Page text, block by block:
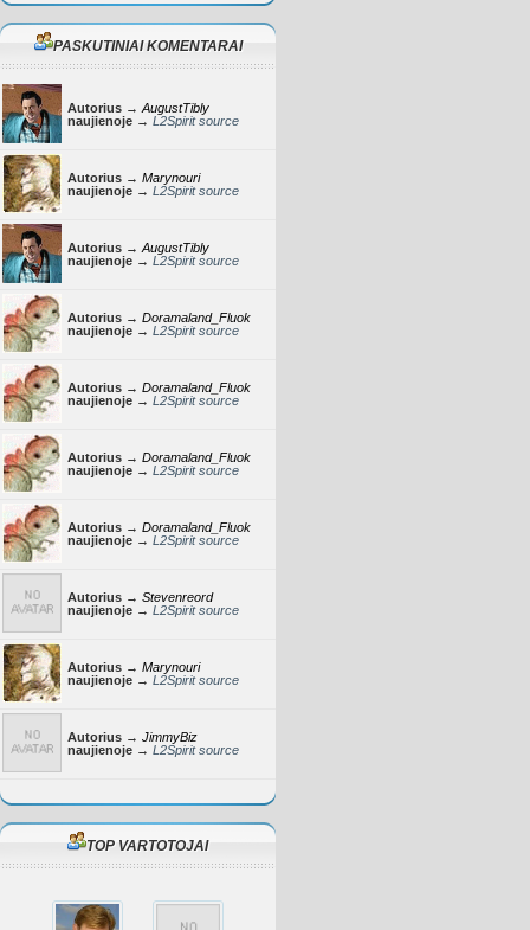
PASKUTINIAI KOMENTARAI
Autorius → AugustTibly
naujienoje → L2Spirit source
Autorius → Marynouri
naujienoje → L2Spirit source
Autorius → AugustTibly
naujienoje → L2Spirit source
Autorius → Doramaland_Fluok
naujienoje → L2Spirit source
Autorius → Doramaland_Fluok
naujienoje → L2Spirit source
Autorius → Doramaland_Fluok
naujienoje → L2Spirit source
Autorius → Doramaland_Fluok
naujienoje → L2Spirit source
Autorius → Stevenreord
naujienoje → L2Spirit source
Autorius → Marynouri
naujienoje → L2Spirit source
Autorius → JimmyBiz
naujienoje → L2Spirit source
TOP VARTOTOJAI